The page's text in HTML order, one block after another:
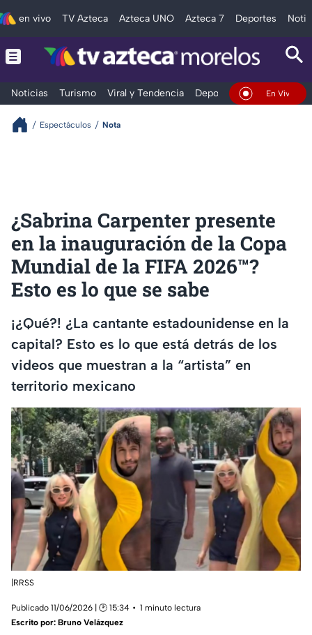
en vivo TV Azteca Azteca UNO Azteca 7 Deportes
Noticias Turismo Viral y Tendencia Deportes Espectáculos
En Vivo
Espectáculos Nota
¿Sabrina Carpenter presente
en la inauguración de la Copa
Mundial de la FIFA 2026™?
Esto es lo que se sabe
¡¿Qué?! ¿La cantante estadounidense en la
capital? Esto es lo que está detrás de los
videos que muestran a la “artista” en
territorio mexicano
|RRSS
Publicado 11/06/2026 | 🕑 15:34
1 minuto lectura
Escrito por: Bruno Velázquez